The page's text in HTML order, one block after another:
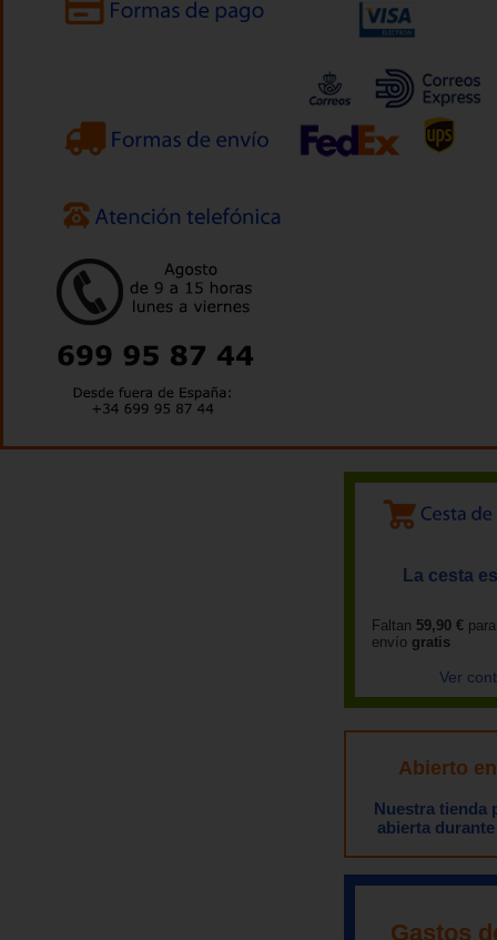
La cesta
Faltan 59,90 €
envío gratis
Ver
Abierto
Nuestra tienda
abierta
Gastos